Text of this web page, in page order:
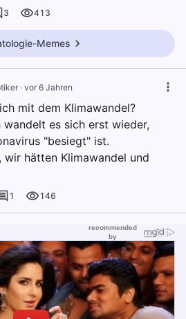
3 413
Memes
· vor 6 Jahren
mit dem Klimawandel?
wandelt es sich erst wieder,
"besiegt" ist.
wir hätten Klimawandel und
1 146